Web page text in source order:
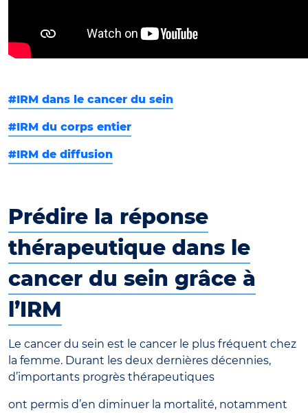
#IRM dans le cancer du sein
#IRM du corps entier
#IRM de diffusion
Prédire la réponse
thérapeutique dans le
cancer du sein grâce à
l’IRM
Le cancer du sein est le cancer le plus fréquent chez
la femme. Durant les deux dernières décennies,
d’importants progrès thérapeutiques
ont permis d’en diminuer la mortalité, notamment